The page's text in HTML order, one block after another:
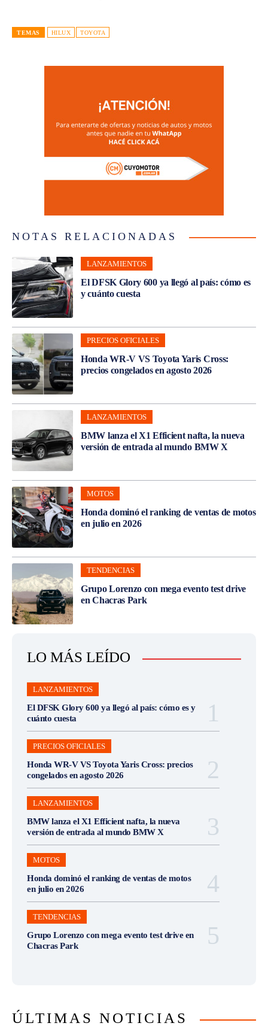
TEMAS HILUX TOYOTA
NOTAS RELACIONADAS
LANZAMIENTOS
El DFSK Glory 600 ya llegó al país: cómo es
y cuánto cuesta
PRECIOS OFICIALES
Honda WR-V VS Toyota Yaris Cross:
precios congelados en agosto 2026
LANZAMIENTOS
BMW lanza el X1 Efficient nafta, la nueva
versión de entrada al mundo BMW X
MOTOS
Honda dominó el ranking de ventas de motos
en julio en 2026
TENDENCIAS
Grupo Lorenzo con mega evento test drive
en Chacras Park
LO MÁS LEÍDO
LANZAMIENTOS
El DFSK Glory 600 ya llegó al país: cómo es y
cuánto cuesta
PRECIOS OFICIALES
Honda WR-V VS Toyota Yaris Cross: precios
congelados en agosto 2026
LANZAMIENTOS
BMW lanza el X1 Efficient nafta, la nueva
versión de entrada al mundo BMW X
MOTOS
Honda dominó el ranking de ventas de motos
en julio en 2026
TENDENCIAS
Grupo Lorenzo con mega evento test drive en
Chacras Park
ÚLTIMAS NOTICIAS